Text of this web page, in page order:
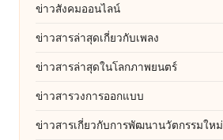
ข่าวสังคมออนไลน์
ข่าวสารล่าสุดเกี่ยวกับเพลง
ข่าวสารล่าสุดในโลกภาพยนตร์
ข่าวสารวงการออกแบบ
ข่าวสารเกี่ยวกับการพัฒนานวัตกรรมใหม่